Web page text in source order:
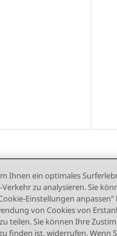
Sitemap
Ihnen ein optimales
zu analysieren. Sie
Einstellungen
von Cookies von
teilen. Sie können Ihre
finden ist, widerrufen. Wenn